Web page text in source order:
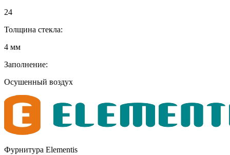
24
Толщина стекла:
4 мм
Заполнение:
Осушенный воздух
Фурнитура Elementis